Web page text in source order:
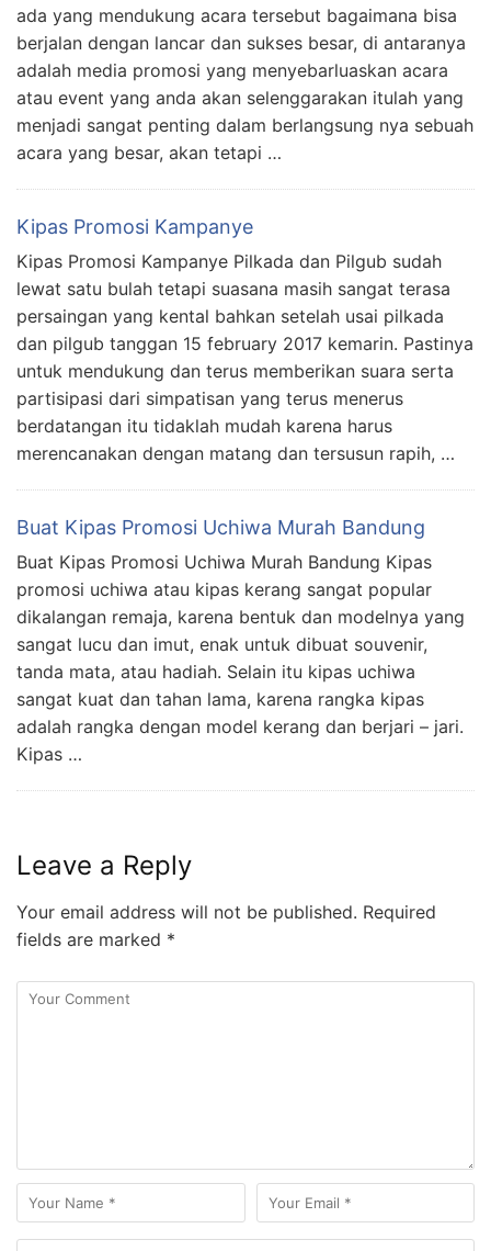
ada yang mendukung acara tersebut bagaimana bisa
berjalan dengan lancar dan sukses besar, di antaranya
adalah media promosi yang menyebarluaskan acara
atau event yang anda akan selenggarakan itulah yang
menjadi sangat penting dalam berlangsung nya sebuah
acara yang besar, akan tetapi …
Kipas Promosi Kampanye
Kipas Promosi Kampanye Pilkada dan Pilgub sudah
lewat satu bulah tetapi suasana masih sangat terasa
persaingan yang kental bahkan setelah usai pilkada
dan pilgub tanggan 15 february 2017 kemarin. Pastinya
untuk mendukung dan terus memberikan suara serta
partisipasi dari simpatisan yang terus menerus
berdatangan itu tidaklah mudah karena harus
merencanakan dengan matang dan tersusun rapih, …
Buat Kipas Promosi Uchiwa Murah Bandung
Buat Kipas Promosi Uchiwa Murah Bandung Kipas
promosi uchiwa atau kipas kerang sangat popular
dikalangan remaja, karena bentuk dan modelnya yang
sangat lucu dan imut, enak untuk dibuat souvenir,
tanda mata, atau hadiah. Selain itu kipas uchiwa
sangat kuat dan tahan lama, karena rangka kipas
adalah rangka dengan model kerang dan berjari – jari.
Kipas …
Leave a Reply
Your email address will not be published. Required
fields are marked *